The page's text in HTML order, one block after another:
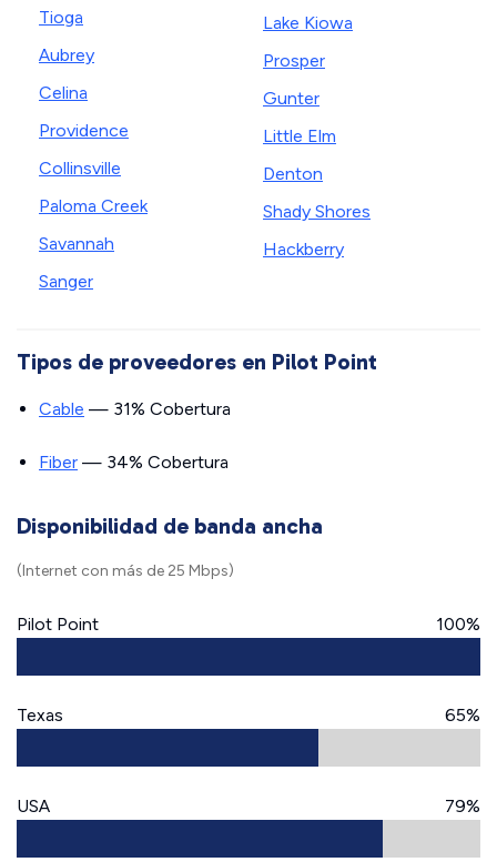
Tioga
Aubrey
Celina
Providence
Collinsville
Paloma Creek
Savannah
Sanger
Lake Kiowa
Prosper
Gunter
Little Elm
Denton
Shady Shores
Hackberry
Tipos de proveedores en Pilot Point
Cable — 31% Cobertura
Fiber — 34% Cobertura
Disponibilidad de banda ancha
(Internet con más de 25 Mbps)
Pilot Point 100%
Texas 65%
USA 79%